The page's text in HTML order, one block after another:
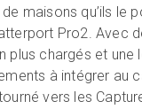
maisons qu’ils le
Pro2. Avec
plus chargés et une
à intégrer au
vers les